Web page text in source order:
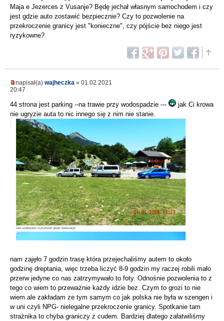
Maja e Jezerces z Vusanje? Będę jechał własnym samochodem i czy
jest gdzie auto zostawić bezpiecznie? Czy to pozwolenie na
przekroczenie granicy jest "konieczne", czy pójście bez niego jest
ryzykowne?
napisał(a) wajheczka » 01.02.2021
20:47
44 strona jest parking --na trawie przy wodospadzie ---
jak Ci krowa
nie ugryzie auta to nic innego się z nim nie stanie.
nam zajęło 7 godzin trasę która przejechaliśmy autem to około
godzinę dreptania, więc trzeba liczyć 8-9 godzin my raczej robili mało
przerw jedyne co nas zatrzymywało to foty. Odnośnie pozwolenia to z
tego co wiem to przeważnie każdy idzie bez. Czym to grozi to nie
wiem ale zakładam ze tym samym co jak polska nie była w szengen i
w uni czyli NPG- nielegalne przekroczenie granicy. Spotkanie tam
strażnika to chyba graniczy z cudem. Bardziej dlatego załatwiliśmy